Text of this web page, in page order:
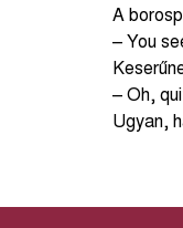
A
– You
– Oh,
Ugyan,